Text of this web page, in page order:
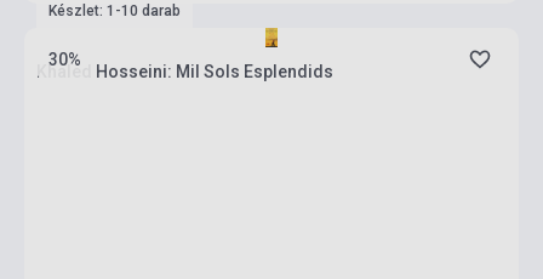
30%
Készlet: 1-10 darab
Khaled Hosseini: Mil Sols Esplendids